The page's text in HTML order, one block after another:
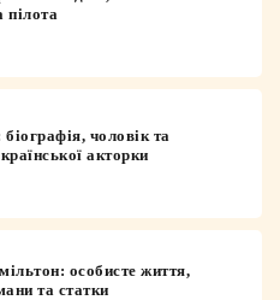
пілота
чоловік та
акторки
особисте життя,
та статки